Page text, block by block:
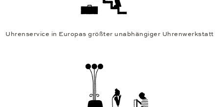
Uhrenservice in Europas größter unabhängiger Uhrenwerkstatt